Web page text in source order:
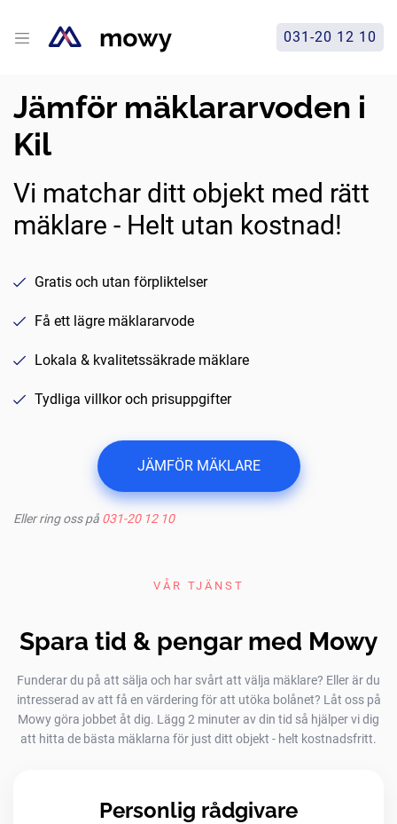
031-20 12 10
Jämför mäklararvoden i
Kil
Vi matchar ditt objekt med rätt
mäklare - Helt utan kostnad!
Gratis och utan förpliktelser
Få ett lägre mäklararvode
Lokala & kvalitetssäkrade mäklare
Tydliga villkor och prisuppgifter
JÄMFÖR MÄKLARE
Eller ring oss på 031-20 12 10
VÅR TJÄNST
Spara tid & pengar med Mowy
Funderar du på att sälja och har svårt att välja mäklare? Eller är du
intresserad av att få en värdering för att utöka bolånet? Låt oss på
Mowy göra jobbet åt dig. Lägg 2 minuter av din tid så hjälper vi dig
att hitta de bästa mäklarna för just ditt objekt - helt kostnadsfritt.
Personlig rådgivare